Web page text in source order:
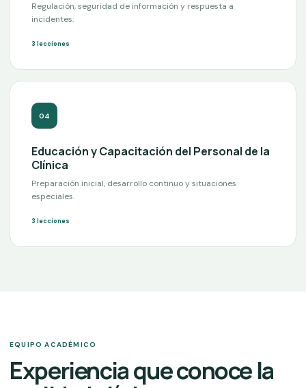
Regulación, seguridad de información y respuesta a
incidentes.
3 lecciones
04
Educación y Capacitación del Personal de la
Clínica
Preparación inicial, desarrollo continuo y situaciones
especiales.
3 lecciones
EQUIPO ACADÉMICO
Experiencia que conoce la